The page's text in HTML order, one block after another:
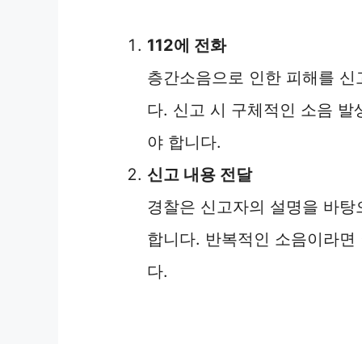
112에 전화
층간소음으로 인한 피해를
다. 신고 시 구체적인 소음
야 합니다.
신고 내용 전달
경찰은 신고자의 설명을 바
합니다. 반복적인 소음이라
다.